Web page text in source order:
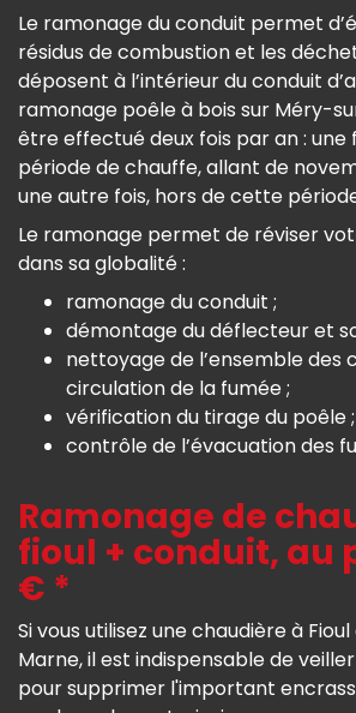
Le ramonage du conduit permet
résidus de combustion et les
déposent à l’intérieur du conduit
ramonage poêle à bois sur Méry-
être effectué deux fois par an : une
période de chauffe, allant de
une autre fois, hors de cette
Le ramonage permet de réviser
dans sa globalité :
ramonage du conduit ;
démontage du déflecteur et
nettoyage de l’ensemble des
circulation de la fumée ;
vérification du tirage du poêle ;
contrôle de l’évacuation des
Ramonage de
fioul + conduit, au
€ *
Si vous utilisez une chaudière à
Marne, il est indispensable de
pour supprimer l'important